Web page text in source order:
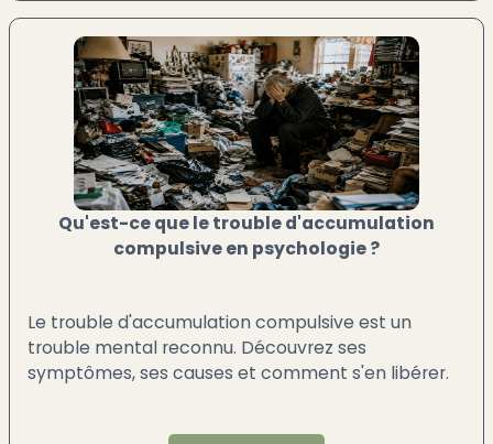
Qu'est-ce que le trouble d'accumulation
compulsive en psychologie ?
Le trouble d'accumulation compulsive est un
trouble mental reconnu. Découvrez ses
symptômes, ses causes et comment s'en libérer.